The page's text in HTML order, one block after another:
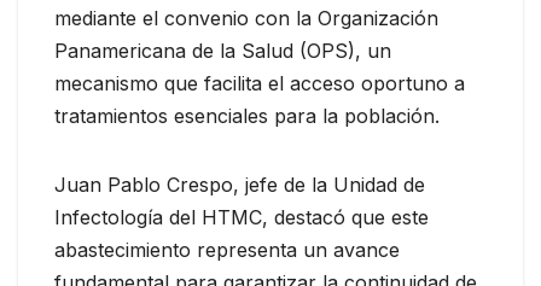
mediante el convenio con la Organización
Panamericana de la Salud (OPS), un
mecanismo que facilita el acceso oportuno a
tratamientos esenciales para la población.
Juan Pablo Crespo, jefe de la Unidad de
Infectología del HTMC, destacó que este
abastecimiento representa un avance